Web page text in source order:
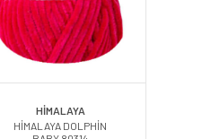
HİMALAYA
HİMALAYA DOLPHİN